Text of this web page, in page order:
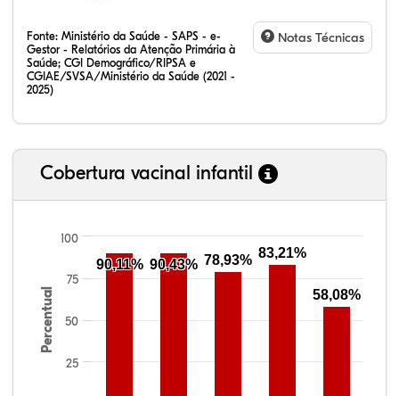
Fonte: Ministério da Saúde - SAPS - e-
Gestor - Relatórios da Atenção Primária à
Saúde; CGI Demográfico/RIPSA e
CGIAE/SVSA/Ministério da Saúde (2021 -
2025)
Notas Técnicas
Cobertura vacinal infantil
Percentual
25
50
75
100
90,11% 90,43% 78,93% 83,21%
58,08%